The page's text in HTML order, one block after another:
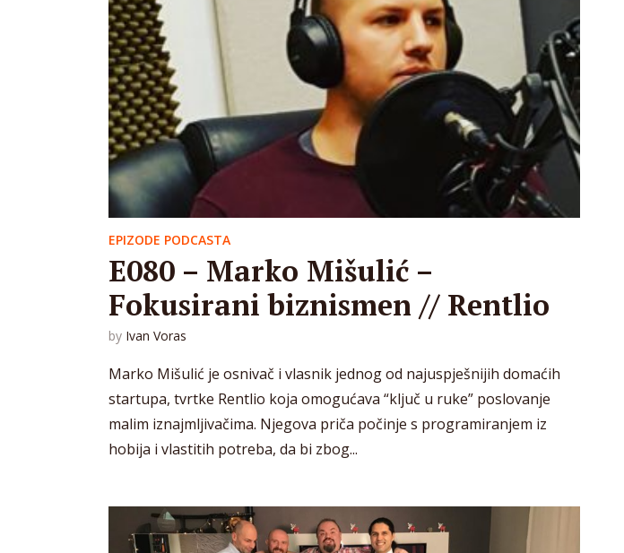
EPIZODE PODCASTA
E080 – Marko Mišulić –
Fokusirani biznismen // Rentlio
by Ivan Voras
Marko Mišulić je osnivač i vlasnik jednog od najuspješnijih domaćih
startupa, tvrtke Rentlio koja omogućava “ključ u ruke” poslovanje
malim iznajmljivačima. Njegova priča počinje s programiranjem iz
hobija i vlastitih potreba, da bi zbog...